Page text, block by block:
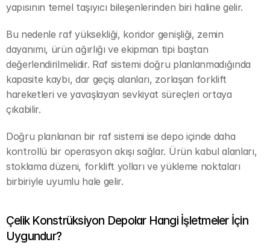
yapısının temel taşıyıcı bileşenlerinden biri haline gelir.
Bu nedenle raf yüksekliği, koridor genişliği, zemin
dayanımı, ürün ağırlığı ve ekipman tipi baştan
değerlendirilmelidir. Raf sistemi doğru planlanmadığında
kapasite kaybı, dar geçiş alanları, zorlaşan forklift
hareketleri ve yavaşlayan sevkiyat süreçleri ortaya
çıkabilir.
Doğru planlanan bir raf sistemi ise depo içinde daha
kontrollü bir operasyon akışı sağlar. Ürün kabul alanları,
stoklama düzeni, forklift yolları ve yükleme noktaları
birbiriyle uyumlu hale gelir.
Çelik Konstrüksiyon Depolar Hangi İşletmeler İçin
Uygundur?